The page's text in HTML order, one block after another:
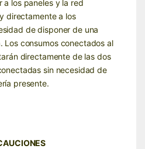
a los paneles y la red
directamente a los
de disponer de una
Los consumos conectados al
directamente de las dos
sin necesidad de
presente.